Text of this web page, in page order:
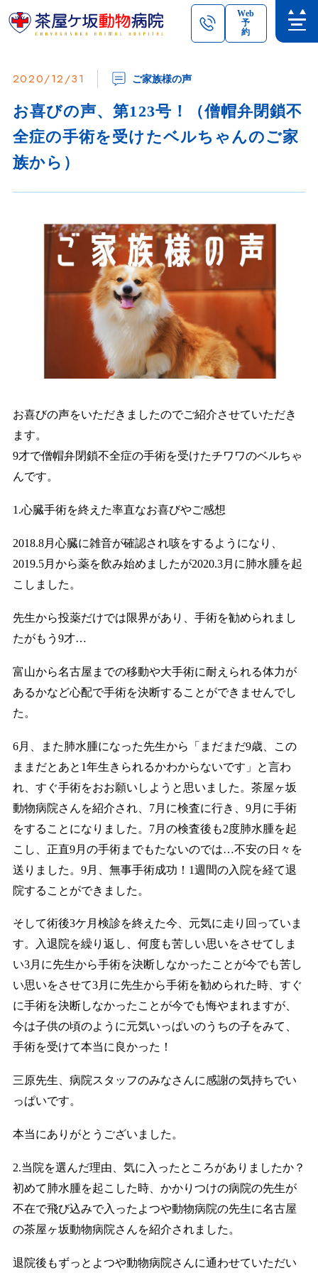
Web
予
約
2020/12/31 ご家族様の声
お喜びの声、第123号！（僧帽弁閉鎖不
全症の手術を受けたベルちゃんのご家
族から）
お喜びの声をいただきましたのでご紹介させていただき
ます。
9才で僧帽弁閉鎖不全症の手術を受けたチワワのベルちゃ
んです。
1.心臓手術を終えた率直なお喜びやご感想
2018.8月心臓に雑音が確認され咳をするようになり、
2019.5月から薬を飲み始めましたが2020.3月に肺水腫を起
こしました。
先生から投薬だけでは限界があり、手術を勧められまし
たがもう9才…
富山から名古屋までの移動や大手術に耐えられる体力が
あるかなど心配で手術を決断することができませんでし
た。
6月、また肺水腫になった先生から「まだまだ9歳、この
ままだとあと1年生きられるかわからないです」と言わ
れ、すぐ手術をおお願いしようと思いました。茶屋ヶ坂
動物病院さんを紹介され、7月に検査に行き、9月に手術
をすることになりました。7月の検査後も2度肺水腫を起
こし、正直9月の手術までもたないのでは…不安の日々を
送りました。9月、無事手術成功！1週間の入院を経て退
院することができました。
そして術後3ケ月検診を終えた今、元気に走り回っていま
す。入退院を繰り返し、何度も苦しい思いをさせてしま
い3月に先生から手術を決断しなかったことが今でも苦し
い思いをさせて3月に先生から手術を勧められた時、すぐ
に手術を決断しなかったことが今でも悔やまれますが、
今は子供の頃のように元気いっぱいのうちの子をみて、
手術を受けて本当に良かった！
三原先生、病院スタッフのみなさんに感謝の気持ちでい
っぱいです。
本当にありがとうございました。
2.当院を選んだ理由、気に入ったところがありましたか？
初めて肺水腫を起こした時、かかりつけの病院の先生が
不在で飛び込みで入ったよつや動物病院の先生に名古屋
の茶屋ヶ坂動物病院さんを紹介されました。
退院後もずっとよつや動物病院さんに通わせていただい